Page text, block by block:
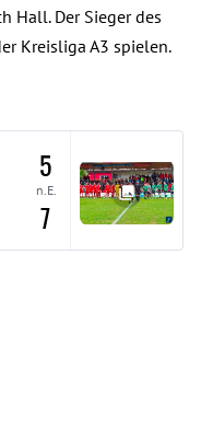
Hall. Der Sieger des
Kreisliga A3 spielen.
5
n.E.
7